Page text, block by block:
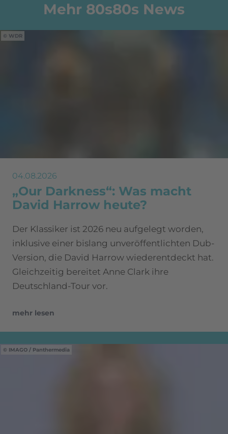
Mehr 80s80s News
WDR
04.08.2026
„Our Darkness“: Was macht
David Harrow heute?
Der Klassiker ist 2026 neu aufgelegt worden,
inklusive einer bislang unveröffentlichten Dub-
Version, die David Harrow wiederentdeckt hat.
Gleichzeitig bereitet Anne Clark ihre
Deutschland-Tour vor.
mehr lesen
IMAGO / Panthermedia